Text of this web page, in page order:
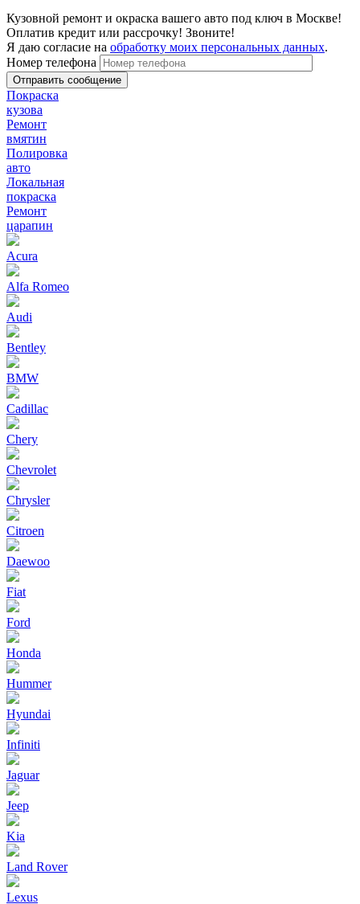
Кузовной ремонт и окраска вашего авто под ключ в Москве!
Оплатив кредит или рассрочку! Звоните!
Я даю согласие на обработку моих персональных данных.
Номер телефона
Покраска
кузова
Ремонт
вмятин
Полировка
авто
Локальная
покраска
Ремонт
царапин
Acura
Alfa Romeo
Audi
Bentley
BMW
Cadillac
Chery
Chevrolet
Chrysler
Citroen
Daewoo
Fiat
Ford
Honda
Hummer
Hyundai
Infiniti
Jaguar
Jeep
Kia
Land Rover
Lexus